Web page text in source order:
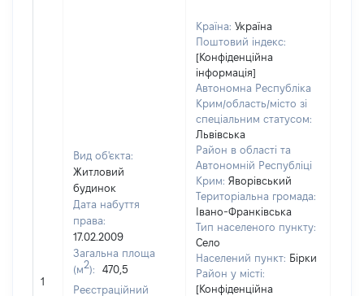
1
Вид об'єкта:
Житловий
будинок
Дата набуття
права:
17.02.2009
Загальна площа
(м2):
470,5
Реєстраційний
Країна: Україна
Поштовий індекс:
[Конфіденційна
інформація]
Автономна Республіка
Крим/область/місто зі
спеціальним статусом:
Львівська
Район в області та
Автономній Республіці
Крим: Яворівський
Територіальна громада:
Івано-Франківська
Тип населеного пункту:
Село
Населений пункт: Бірки
Район у місті:
[Конфіденційна